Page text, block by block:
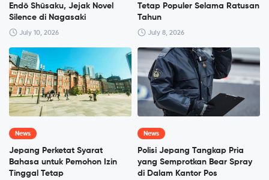
Endō Shūsaku, Jejak Novel
Silence di Nagasaki
July 10, 2026
Tetap Populer Selama Ratusan
Tahun
July 8, 2026
News
Jepang Perketat Syarat
Bahasa untuk Pemohon Izin
Tinggal Tetap
News
Polisi Jepang Tangkap Pria
yang Semprotkan Bear Spray
di Dalam Kantor Pos